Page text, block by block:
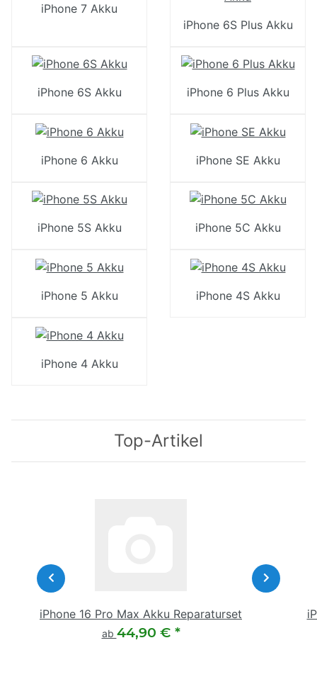
iPhone 7 Akku
iPhone 6S Plus Akku
iPhone 6S Akku iPhone 6 Plus Akku
iPhone 6 Akku iPhone SE Akku
iPhone 5S Akku iPhone 5C Akku
iPhone 5 Akku iPhone 4S Akku
iPhone 4 Akku
Top-Artikel
iPhone 16 Pro Max Akku Reparaturset
ab 44,90 € *